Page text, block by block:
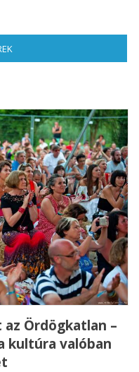
Ördögkatlan –
kultúra valóban